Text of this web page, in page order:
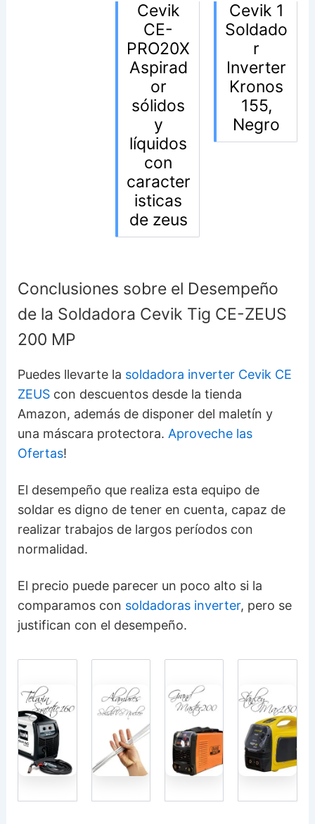
Cevik
CE-
PRO20X
Aspirad
or
sólidos
y
líquidos
con
caracter
isticas
de zeus
Cevik 1
Soldado
r
Inverter
Kronos
155,
Negro
Conclusiones sobre el Desempeño
de la Soldadora Cevik Tig CE-ZEUS
200 MP
Puedes llevarte la soldadora inverter Cevik CE
ZEUS con descuentos desde la tienda
Amazon, además de disponer del maletín y
una máscara protectora.Aproveche las
Ofertas!
El desempeño que realiza esta equipo de
soldar es digno de tener en cuenta, capaz de
realizar trabajos de largos períodos con
normalidad.
El precio puede parecer un poco alto si la
comparamos con soldadoras inverter, pero se
justifican con el desempeño.